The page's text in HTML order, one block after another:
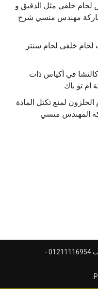
لحام خلفي مثل الدقيق و
و اللبن البودرة موديل 952 ماركة مهندس منسي شرح
لحام خلفي لحام سنتر
كالنشا في أكياس ذات
الحلزون لمنع تكتل المادة
ماكينات تغليف حبوب 01211116954 -